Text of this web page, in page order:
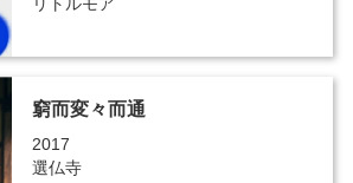
窮而変々而通
2017
選仏寺